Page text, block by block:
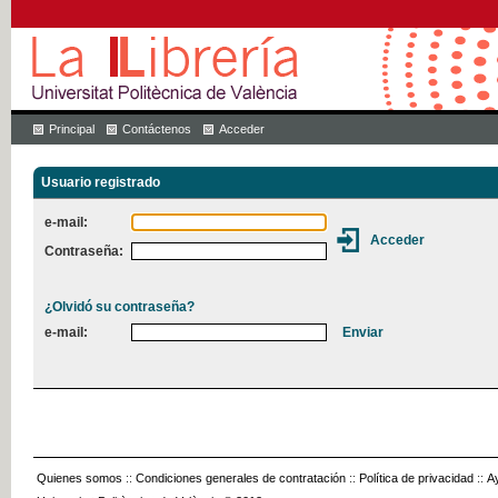
Principal Contáctenos Acceder
Usuario registrado
e-mail:
Contraseña:
¿Olvidó su contraseña?
e-mail:
Quienes somos :: Condiciones generales de contratación :: Política de privacidad ::